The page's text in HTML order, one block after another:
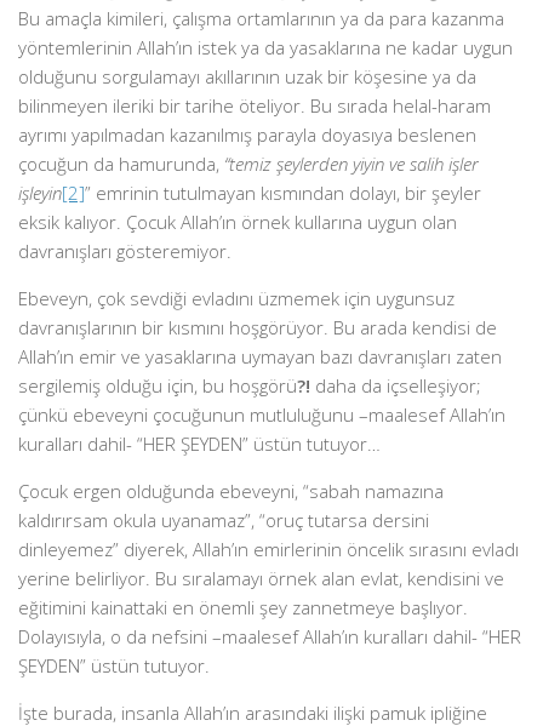
Bu amaçla kimileri, çalışma ortamlarının ya da para kazanma
yöntemlerinin Allah’ın istek ya da yasaklarına ne kadar uygun
olduğunu sorgulamayı akıllarının uzak bir köşesine ya da
bilinmeyen ileriki bir tarihe öteliyor. Bu sırada helal-haram
ayrımı yapılmadan kazanılmış parayla doyasıya beslenen
çocuğun da hamurunda, “temiz şeylerden yiyin ve salih işler
işleyin[2]” emrinin tutulmayan kısmından dolayı, bir şeyler
eksik kalıyor. Çocuk Allah’ın örnek kullarına uygun olan
davranışları gösteremiyor.
Ebeveyn, çok sevdiği evladını üzmemek için uygunsuz
davranışlarının bir kısmını hoşgörüyor. Bu arada kendisi de
Allah’ın emir ve yasaklarına uymayan bazı davranışları zaten
sergilemiş olduğu için, bu hoşgörü?! daha da içselleşiyor;
çünkü ebeveyni çocuğunun mutluluğunu –maalesef Allah’ın
kuralları dahil- “HER ŞEYDEN” üstün tutuyor…
Çocuk ergen olduğunda ebeveyni, “sabah namazına
kaldırırsam okula uyanamaz”, “oruç tutarsa dersini
dinleyemez” diyerek, Allah’ın emirlerinin öncelik sırasını evladı
yerine belirliyor. Bu sıralamayı örnek alan evlat, kendisini ve
eğitimini kainattaki en önemli şey zannetmeye başlıyor.
Dolayısıyla, o da nefsini –maalesef Allah’ın kuralları dahil- “HER
ŞEYDEN” üstün tutuyor.
İşte burada, insanla Allah’ın arasındaki ilişki pamuk ipliğine